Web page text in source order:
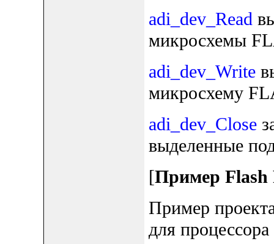
adi_dev_Read
микросхемы
adi_dev_Write
микросхему
adi_dev_Close
выделенные
[Пример Flash
Пример
для